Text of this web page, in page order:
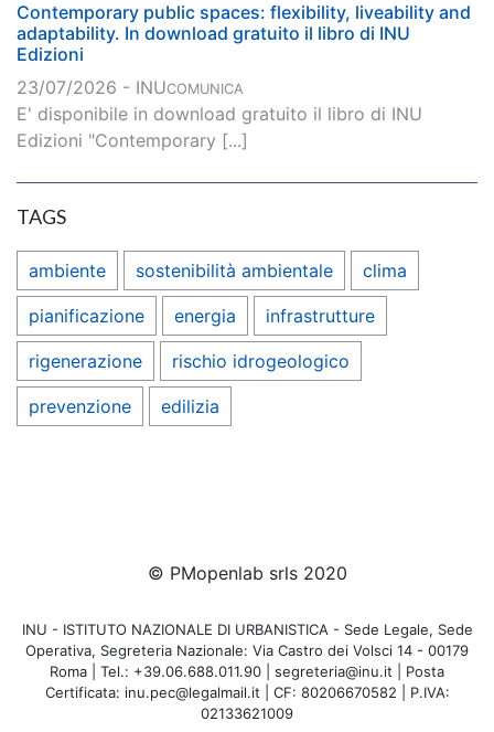
Contemporary public spaces: flexibility, liveability and
adaptability. In download gratuito il libro di INU
Edizioni
23/07/2026 - INUCOMUNICA
E' disponibile in download gratuito il libro di INU
Edizioni "Contemporary [...]
TAGS
ambiente sostenibilità ambientale clima
pianificazione energia infrastrutture
rigenerazione rischio idrogeologico
prevenzione edilizia
© PMopenlab srls 2020
INU - ISTITUTO NAZIONALE DI URBANISTICA - Sede Legale, Sede
Operativa, Segreteria Nazionale: Via Castro dei Volsci 14 - 00179
Roma | Tel.: +39.06.688.011.90 | segreteria@inu.it | Posta
Certificata: inu.pec@legalmail.it | CF: 80206670582 | P.IVA:
02133621009